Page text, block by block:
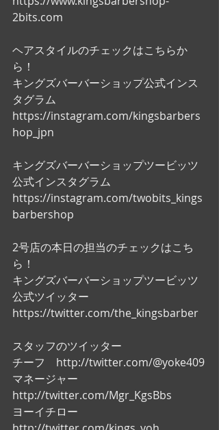
2bits.com
ヘアスタイルのチェックはこちらか
ら！
キングズバーバーショップ公式インス
タグラム
https://instagram.com/kingsbarbers
hop_jpn
キングズバーバーショップツービッツ
公式インスタグラム
https://instagram.com/twobits_kings
barbershop
2号店の本日の担当のチェックはこち
ら！
キングズバーバーショップツービッツ
公式ツイッター
https://twitter.com/the_kingsbarber
スタッフのツイッター
チーフ　http://twitter.com/@yoke409
マネージャー
http://twitter.com/Mgr_KgsBbs
ヨーイチロー